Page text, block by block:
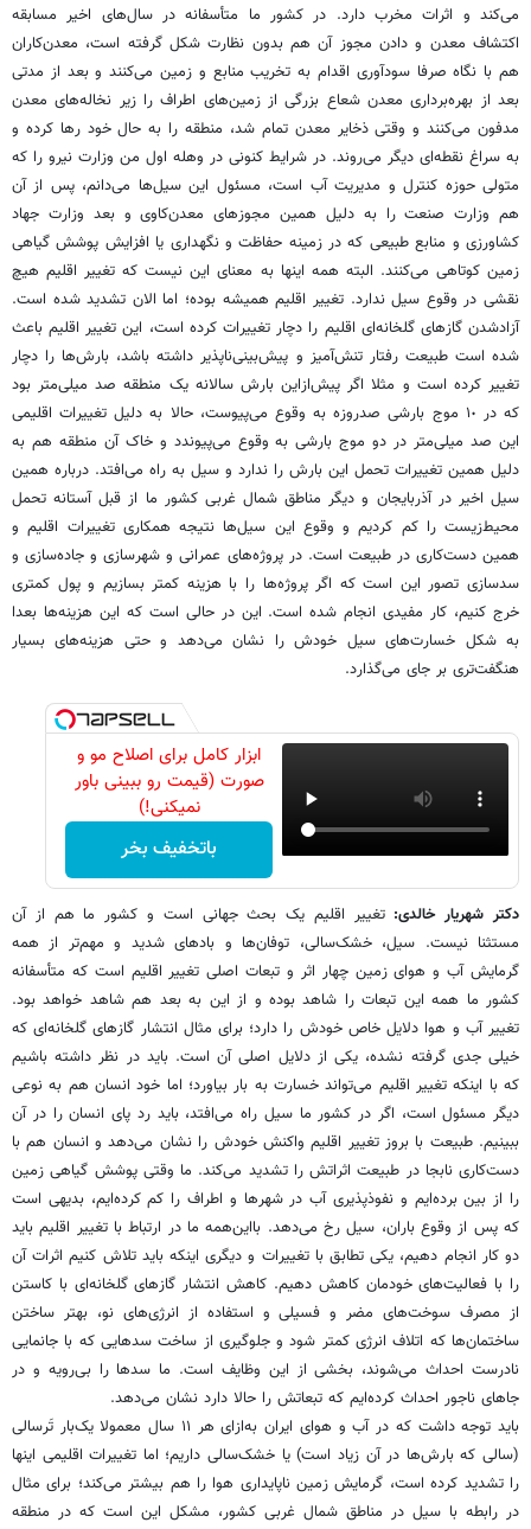
می‌کند و اثرات مخرب دارد. در کشور ما متأسفانه در سال‌های اخیر مسابقه
اکتشاف معدن و دادن مجوز آن هم بدون نظارت شکل گرفته است، معدن‌کاران
هم با نگاه صرفا سودآوری اقدام به تخریب منابع و زمین می‌کنند و بعد از مدتی
بعد از بهره‌برداری معدن شعاع بزرگی از زمین‌های اطراف را زیر نخاله‌های معدن
مدفون می‌کنند و وقتی ذخایر معدن تمام شد، منطقه را به حال خود رها کرده و
به سراغ نقطه‌ای دیگر می‌روند. در شرایط کنونی در وهله اول من وزارت نیرو را که
متولی حوزه کنترل و مدیریت آب است، مسئول این سیل‌ها می‌دانم، پس از آن
هم وزارت صنعت را به دلیل همین مجوزهای معدن‌کاوی و بعد وزارت جهاد
کشاورزی و منابع طبیعی که در زمینه حفاظت و نگهداری یا افزایش پوشش گیاهی
زمین کوتاهی می‌کنند. البته همه اینها به معنای این نیست که تغییر اقلیم هیچ
نقشی در وقوع سیل ندارد. تغییر اقلیم همیشه بوده؛ اما الان تشدید شده است.
آزادشدن گازهای گلخانه‌ای اقلیم را دچار تغییرات کرده است، این تغییر اقلیم باعث
شده است طبیعت رفتار تنش‌آمیز و پیش‌بینی‌ناپذیر داشته باشد، بارش‌ها را دچار
تغییر کرده است و مثلا اگر پیش‌از‌این بارش سالانه یک منطقه صد میلی‌متر بود
که در ١٠ موج بارشی صد‌روزه به وقوع می‌پیوست، حالا به دلیل تغییرات اقلیمی
این صد میلی‌متر در دو موج بارشی به وقوع می‌پیوندد و خاک آن منطقه هم به‌
دلیل همین تغییرات تحمل این بارش را ندارد و سیل به راه می‌افتد. درباره همین
سیل اخیر در آذربایجان و دیگر مناطق شمال غربی کشور ما از قبل آستانه تحمل
محیط‌زیست را کم کردیم و وقوع این سیل‌ها نتیجه همکاری تغییرات اقلیم و
همین دست‌کاری در طبیعت است. در پروژه‌های عمرانی و شهرسازی و جاده‌سازی و
سد‌سازی تصور این است که اگر پروژه‌ها را با هزینه کمتر بسازیم و پول کمتری
خرج کنیم، کار مفیدی انجام شده است. این در حالی است که این هزینه‌ها بعدا
به شکل خسارت‌های سیل خودش را نشان می‌دهد و حتی هزینه‌های بسیار
هنگفت‌تری بر جای می‌گذارد.
ابزار کامل برای اصلاح مو و
صورت (قیمت رو ببینی باور
نمیکنی!)
باتخفیف بخر
دکتر شهریار خالدی:تغییر اقلیم یک بحث جهانی است و کشور ما هم از آن
مستثنا نیست. سیل، خشک‌سالی، توفان‌ها و بادهای شدید و مهم‌تر از همه
گرمایش آب و هوای زمین چهار اثر و تبعات اصلی تغییر اقلیم است که متأسفانه
کشور ما همه این تبعات را شاهد بوده و از این به بعد هم شاهد خواهد بود.
تغییر آب و هوا دلایل خاص خودش را دارد؛ برای مثال انتشار گازهای گلخانه‌ای که
خیلی جدی گرفته نشده، یکی از دلایل اصلی آن است. باید در نظر داشته باشیم
که با اینکه تغییر اقلیم می‌تواند خسارت به بار بیاورد؛ اما خود انسان هم به نوعی
دیگر مسئول است، اگر در کشور ما سیل راه می‌افتد، باید رد پای انسان را در آن
ببینیم. طبیعت با بروز تغییر اقلیم واکنش خودش را نشان می‌دهد و انسان هم با
دست‌کاری نابجا در طبیعت اثراتش را تشدید می‌کند. ما وقتی پوشش گیاهی زمین
را از بین برده‌ایم و نفوذ‌پذیری آب در شهرها و اطراف را کم کرده‌ایم، بدیهی است
که پس از وقوع باران، سیل رخ می‌دهد. بااین‌همه ما در ارتباط با تغییر اقلیم باید
دو کار انجام دهیم، یکی تطابق با تغییرات و دیگری اینکه باید تلاش کنیم اثرات آن
را با فعالیت‌های خودمان کاهش دهیم. کاهش انتشار گازهای گلخانه‌ای با کاستن
از مصرف سوخت‌های مضر و فسیلی و استفاده از انرژی‌های نو، بهتر ساختن
ساختمان‌ها که اتلاف انرژی کمتر شود و جلوگیری از ساخت سدهایی که با جانمایی
نادرست احداث می‌شوند، بخشی از این وظایف است. ما سدها را بی‌رویه و در
جاهای ناجور احداث کرده‌ایم که تبعاتش را حالا دارد نشان می‌دهد.
باید توجه داشت که در آب و هوای ایران به‌ازای هر ١١ سال معمولا یک‌بار‌ تَرسالی
(سالی که بارش‌ها در آن زیاد است) یا خشک‌سالی داریم؛ اما تغییرات اقلیمی اینها
را تشدید کرده است، گرمایش زمین ناپایداری هوا را هم بیشتر می‌کند؛ برای مثال
در رابطه با سیل در مناطق شمال غربی کشور، مشکل این است که در منطقه